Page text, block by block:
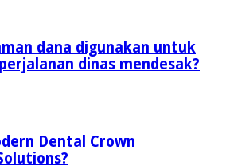
dana digunakan untuk
dinas mendesak?
Dental Crown